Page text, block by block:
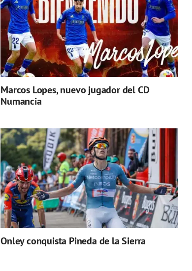
Marcos Lopes, nuevo jugador del CD
Numancia
Onley conquista Pineda de la Sierra